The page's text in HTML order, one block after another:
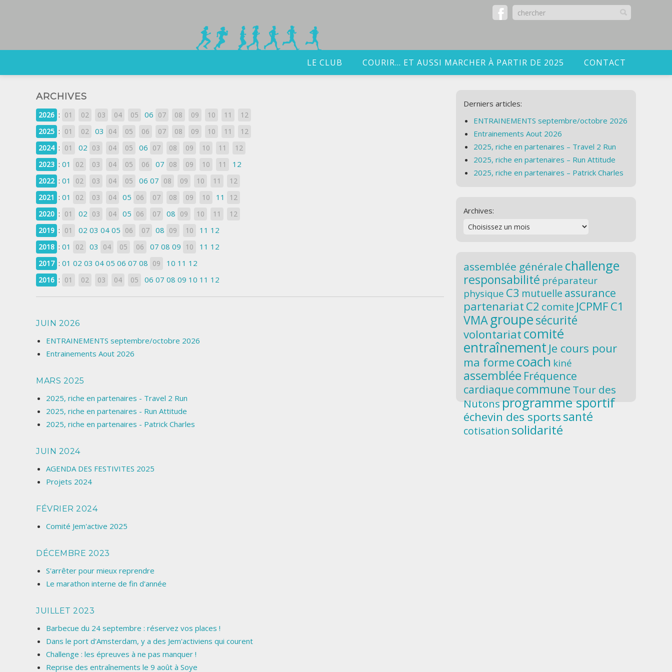
LE CLUB COURIR… ET AUSSI MARCHER À PARTIR DE 2025 CONTACT
ARCHIVES
2026 : 01 02 03 04 05 06 07 08 09 10 11
12
2025 : 01 02 03 04 05 06 07 08 09 10 11
12
2024 : 01 02 03 04 05 06 07 08 09 10 11
12
2023 : 01 02 03 04 05 06 07 08 09 10 11 12
2022 : 01 02 03 04 05 06 07 08 09 10 11
12
2021 : 01 02 03 04 05 06 07 08 09 10 11
12
2020 : 01 02 03 04 05 06 07 08 09 10 11
12
2019 : 01 02 03 04 05 06 07 08 09 10 11 12
2018 : 01 02 03 04 05 06 07 08 09 10 11 12
2017 : 01 02 03 04 05 06 07 08 09 10 11 12
2016 : 01 02 03 04 05 06 07 08 09 10 11 12
JUIN 2026
ENTRAINEMENTS septembre/octobre 2026
Entrainements Aout 2026
MARS 2025
2025, riche en partenaires - Travel 2 Run
2025, riche en partenaires - Run Attitude
2025, riche en partenaires - Patrick Charles
JUIN 2024
AGENDA DES FESTIVITES 2025
Projets 2024
FÉVRIER 2024
Comité Jem'active 2025
DÉCEMBRE 2023
S'arrêter pour mieux reprendre
Le marathon interne de fin d'année
JUILLET 2023
Barbecue du 24 septembre : réservez vos places !
Dans le port d'Amsterdam, y a des Jem'activiens qui courent
Challenge : les épreuves à ne pas manquer !
Reprise des entraînements le 9 août à Soye
Derniers articles:
ENTRAINEMENTS septembre/octobre 2026
Entrainements Aout 2026
2025, riche en partenaires – Travel 2 Run
2025, riche en partenaires – Run Attitude
2025, riche en partenaires – Patrick Charles
Archives:
assemblée générale challenge
responsabilité préparateur
physique C3 mutuelle assurance
partenariat C2 comite JCPMF C1
VMAgroupesécurité
volontariatcomité
entraînement Je cours pour
ma forme coach kiné
assemblée Fréquence
cardiaque commune Tour des
Nutons programme sportif
échevin des sportssanté
cotisation solidarité